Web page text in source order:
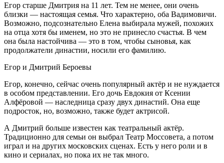
Егор старше Дмитрия на 11 лет. Тем не менее, они очень
близки — настоящая семья. Что характерно, оба Вадимовичи.
Возможно, подсознательно Елена выбирала мужей, похожих
на отца хотя бы именем, но это не принесло счастья. В чем
она была настойчива — это в том, чтобы сыновья, как
продолжатели династии, носили его фамилию.
Егор и Дмитрий Бероевы
Егор, конечно, сейчас очень популярный актёр и не нуждается
в особом представлении. Его дочь Евдокия от Ксении
Алфёровой — наследница сразу двух династий. Она еще
подросток, но, возможно, также будет актрисой.
А Дмитрий больше известен как театральный актёр.
Традиционно для семьи он выбрал Театр Моссовета, а потом
играл и на других московских сценах. Есть у него роли и в
кино и сериалах, но пока их не так много.